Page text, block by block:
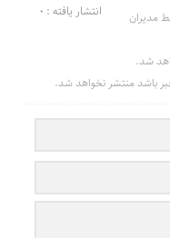
انتشار یافته : 0
مدیران
شد.
خبر باشد منتشر نخواهد شد.